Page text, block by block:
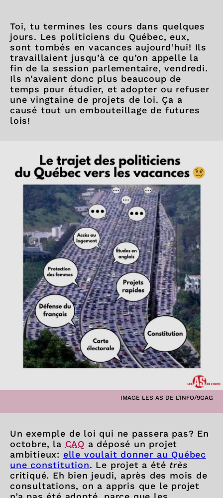
Toi, tu termines les cours dans quelques
jours. Les politiciens du Québec, eux,
sont tombés en vacances aujourd’hui! Ils
travaillaient jusqu’à ce qu’on appelle la
fin de la session parlementaire, vendredi.
Ils n’avaient donc plus beaucoup de
temps pour étudier, et adopter ou refuser
une vingtaine de projets de loi. Ça a
causé tout un embouteillage de futures
lois!
IMAGE LES AS DE L’INFO/9GAG
Un exemple de loi qui ne passera pas? En
octobre, la CAQ a déposé un projet
ambitieux: elle voulait donner au Québec
une constitution. Le projet a été très
critiqué. Eh bien jeudi, après des mois de
consultations, on a appris que le projet